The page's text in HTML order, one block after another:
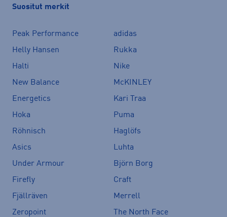
Suositut merkit
Peak Performance
adidas
Helly Hansen
Rukka
Halti
Nike
New Balance
McKINLEY
Energetics
Kari Traa
Hoka
Puma
Röhnisch
Haglöfs
Asics
Luhta
Under Armour
Björn Borg
Firefly
Craft
Fjällräven
Merrell
Zeropoint
The North Face